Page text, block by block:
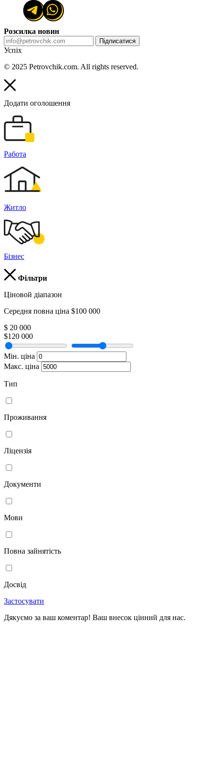
Розсилка новин
Підписатися
Успіх
© 2025 Petrovchik.com. All rights reserved.
Додати оголошення
Работа
Житло
Бізнес
Фільтри
Ціновой діапазон
Середня повна ціна $100 000
$ 20 000
$120 000
Мін. ціна
Макс. ціна
Тип
Проживання
Ліцензія
Документи
Мови
Повна зайнятість
Досвід
Застосувати
Дякуємо за ваш коментар! Ваш внесок цінний для нас.